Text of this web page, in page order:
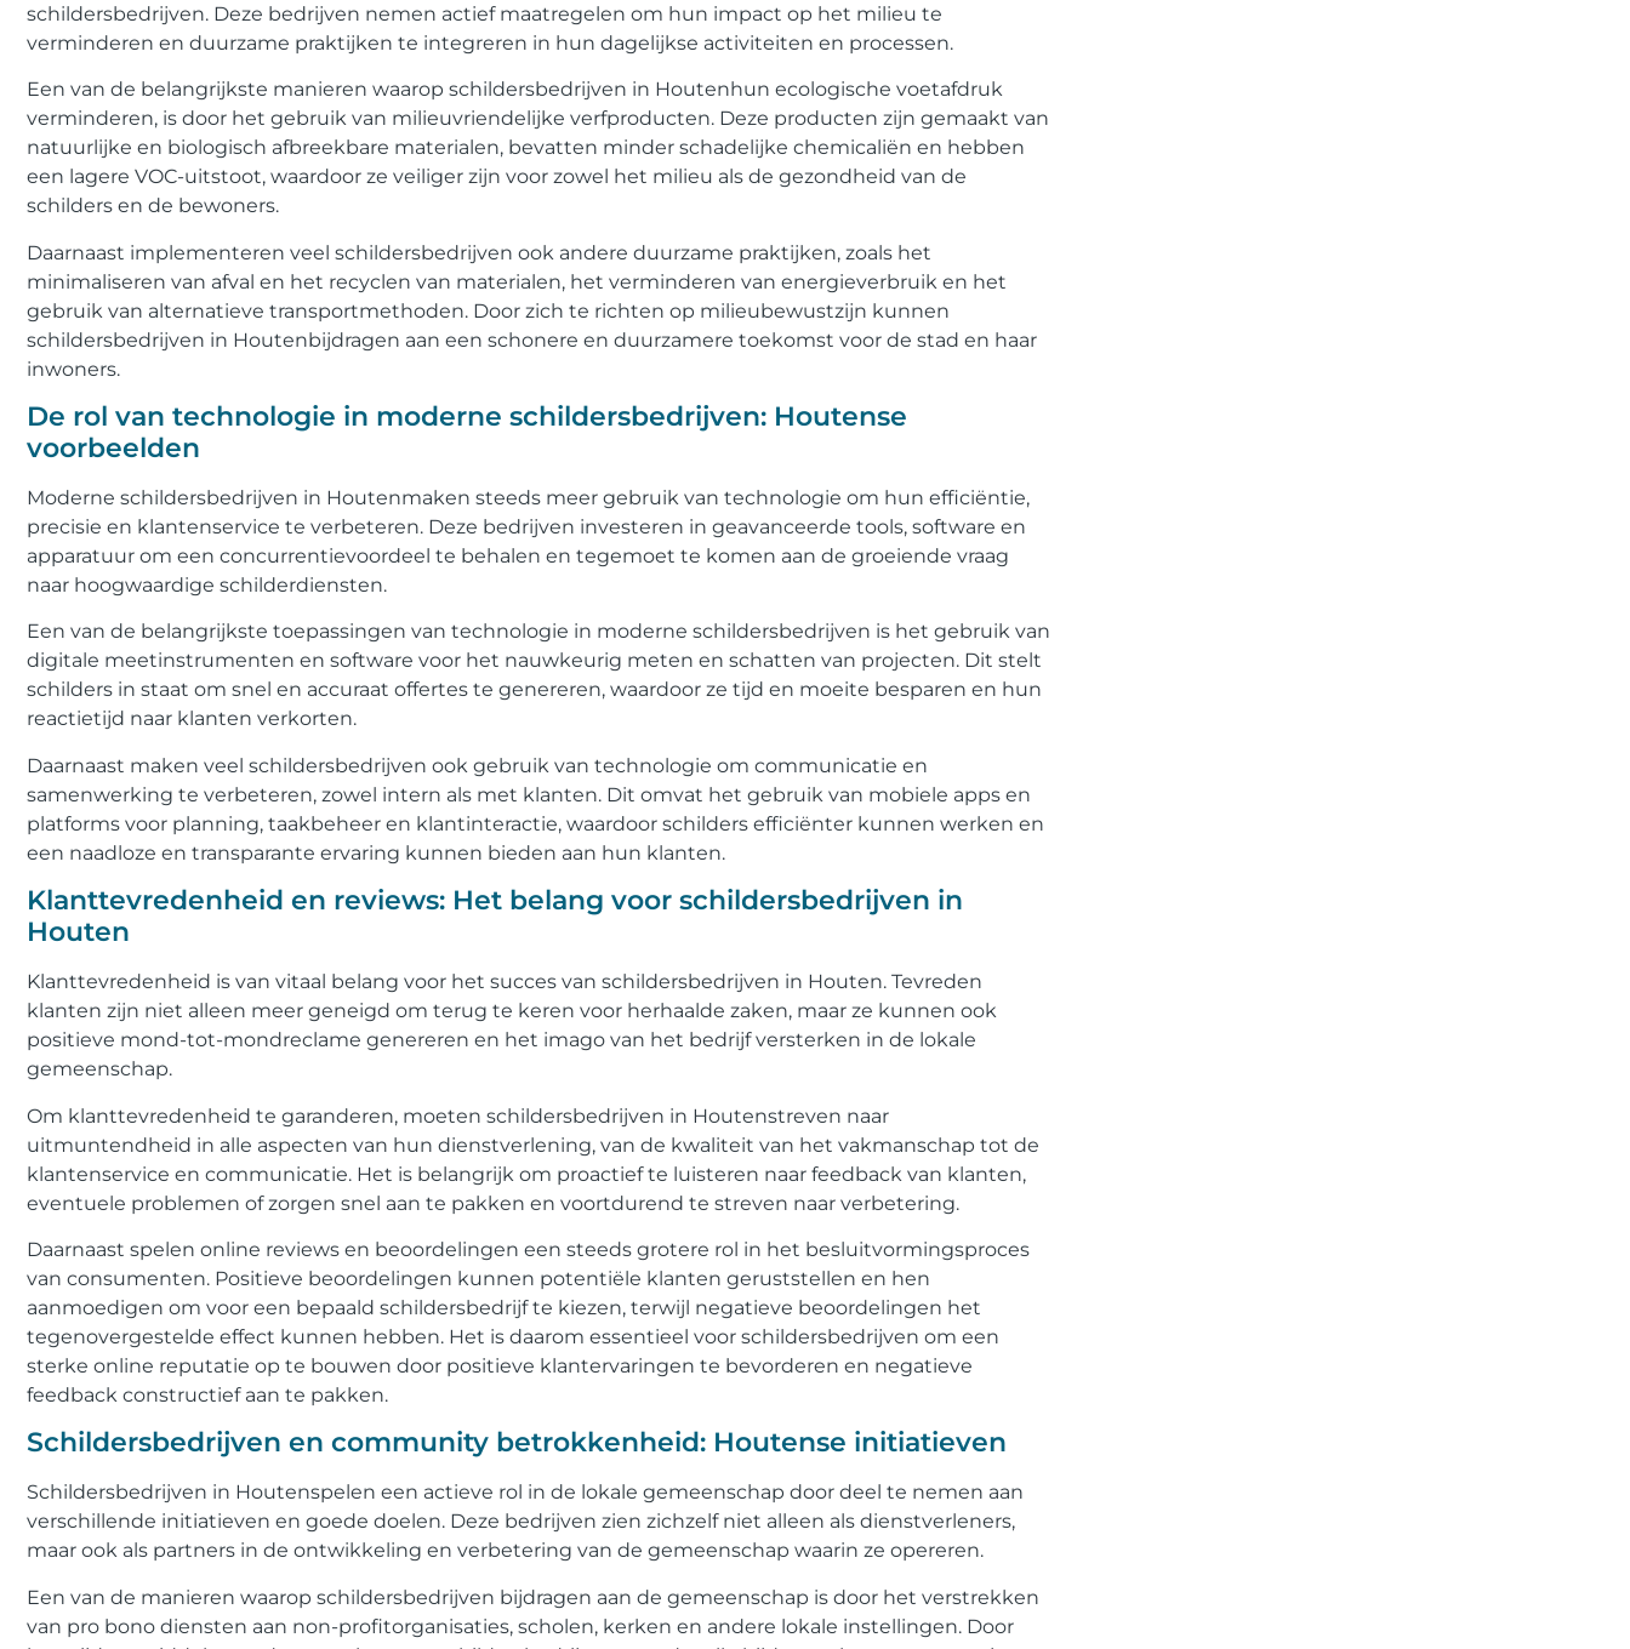
schildersbedrijven. Deze bedrijven nemen actief maatregelen om hun impact op het milieu te
verminderen en duurzame praktijken te integreren in hun dagelijkse activiteiten en processen.
Een van de belangrijkste manieren waarop schildersbedrijven in Houtenhun ecologische voetafdruk
verminderen, is door het gebruik van milieuvriendelijke verfproducten. Deze producten zijn gemaakt van
natuurlijke en biologisch afbreekbare materialen, bevatten minder schadelijke chemicaliën en hebben
een lagere VOC-uitstoot, waardoor ze veiliger zijn voor zowel het milieu als de gezondheid van de
schilders en de bewoners.
Daarnaast implementeren veel schildersbedrijven ook andere duurzame praktijken, zoals het
minimaliseren van afval en het recyclen van materialen, het verminderen van energieverbruik en het
gebruik van alternatieve transportmethoden. Door zich te richten op milieubewustzijn kunnen
schildersbedrijven in Houtenbijdragen aan een schonere en duurzamere toekomst voor de stad en haar
inwoners.
De rol van technologie in moderne schildersbedrijven: Houtense
voorbeelden
Moderne schildersbedrijven in Houtenmaken steeds meer gebruik van technologie om hun efficiëntie,
precisie en klantenservice te verbeteren. Deze bedrijven investeren in geavanceerde tools, software en
apparatuur om een concurrentievoordeel te behalen en tegemoet te komen aan de groeiende vraag
naar hoogwaardige schilderdiensten.
Een van de belangrijkste toepassingen van technologie in moderne schildersbedrijven is het gebruik van
digitale meetinstrumenten en software voor het nauwkeurig meten en schatten van projecten. Dit stelt
schilders in staat om snel en accuraat offertes te genereren, waardoor ze tijd en moeite besparen en hun
reactietijd naar klanten verkorten.
Daarnaast maken veel schildersbedrijven ook gebruik van technologie om communicatie en
samenwerking te verbeteren, zowel intern als met klanten. Dit omvat het gebruik van mobiele apps en
platforms voor planning, taakbeheer en klantinteractie, waardoor schilders efficiënter kunnen werken en
een naadloze en transparante ervaring kunnen bieden aan hun klanten.
Klanttevredenheid en reviews: Het belang voor schildersbedrijven in
Houten
Klanttevredenheid is van vitaal belang voor het succes van schildersbedrijven in Houten. Tevreden
klanten zijn niet alleen meer geneigd om terug te keren voor herhaalde zaken, maar ze kunnen ook
positieve mond-tot-mondreclame genereren en het imago van het bedrijf versterken in de lokale
gemeenschap.
Om klanttevredenheid te garanderen, moeten schildersbedrijven in Houtenstreven naar
uitmuntendheid in alle aspecten van hun dienstverlening, van de kwaliteit van het vakmanschap tot de
klantenservice en communicatie. Het is belangrijk om proactief te luisteren naar feedback van klanten,
eventuele problemen of zorgen snel aan te pakken en voortdurend te streven naar verbetering.
Daarnaast spelen online reviews en beoordelingen een steeds grotere rol in het besluitvormingsproces
van consumenten. Positieve beoordelingen kunnen potentiële klanten geruststellen en hen
aanmoedigen om voor een bepaald schildersbedrijf te kiezen, terwijl negatieve beoordelingen het
tegenovergestelde effect kunnen hebben. Het is daarom essentieel voor schildersbedrijven om een
sterke online reputatie op te bouwen door positieve klantervaringen te bevorderen en negatieve
feedback constructief aan te pakken.
Schildersbedrijven en community betrokkenheid: Houtense initiatieven
Schildersbedrijven in Houtenspelen een actieve rol in de lokale gemeenschap door deel te nemen aan
verschillende initiatieven en goede doelen. Deze bedrijven zien zichzelf niet alleen als dienstverleners,
maar ook als partners in de ontwikkeling en verbetering van de gemeenschap waarin ze opereren.
Een van de manieren waarop schildersbedrijven bijdragen aan de gemeenschap is door het verstrekken
van pro bono diensten aan non-profitorganisaties, scholen, kerken en andere lokale instellingen. Door